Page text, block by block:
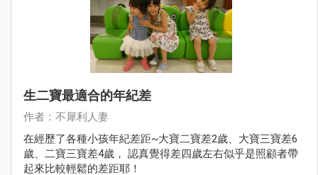
生二寶最適合的年紀差
作者：不犀利人妻
在經歷了各種小孩年紀差距~大寶二寶差2歲、大寶三寶差6
歲、二寶三寶差4歲， 認真覺得差四歲左右似乎是照顧者帶
起來比較輕鬆的差距耶！